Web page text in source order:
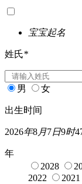
宝宝起名
姓氏*
男 女
出生时间
2026年8月7日9时
年
2028
2022
2021